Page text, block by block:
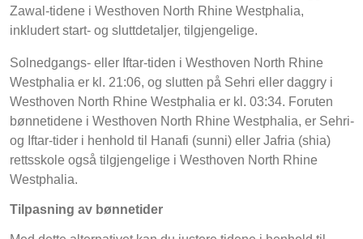
Zawal-tidene i Westhoven North Rhine Westphalia,
inkludert start- og sluttdetaljer, tilgjengelige.
Solnedgangs- eller Iftar-tiden i Westhoven North Rhine
Westphalia er kl. 21:06, og slutten på Sehri eller daggry i
Westhoven North Rhine Westphalia er kl. 03:34. Foruten
bønnetidene i Westhoven North Rhine Westphalia, er Sehri-
og Iftar-tider i henhold til Hanafi (sunni) eller Jafria (shia)
rettsskole også tilgjengelige i Westhoven North Rhine
Westphalia.
Tilpasning av bønnetider